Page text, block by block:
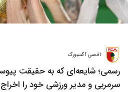
اف‌سی آگسبورگ
رسمی؛ شایعه‌ای که به حقیقت
سرمربی و مدیر ورزشی خود را